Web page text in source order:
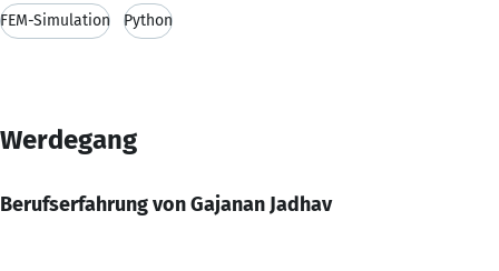
FEM-Simulation Python
Werdegang
Berufserfahrung von Gajanan Jadhav